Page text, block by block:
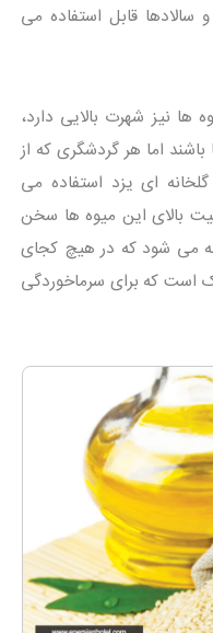
سالادها قابل استفاده می
نیز شهرت بالایی دارد،
اما هر گردشگری که از
ای یزد استفاده می
بالای این میوه ها سخن
می شود که در هیچ کجای
است که برای سرماخوردگی